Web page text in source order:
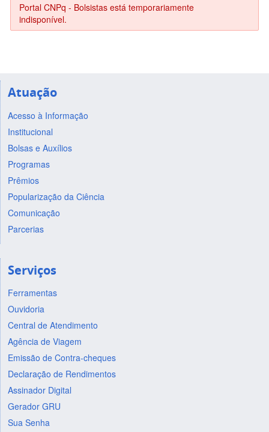
Portal CNPq - Bolsistas está temporariamente
indisponível.
Atuação
Acesso à Informação
Institucional
Bolsas e Auxílios
Programas
Prêmios
Popularização da Ciência
Comunicação
Parcerias
Serviços
Ferramentas
Ouvidoria
Central de Atendimento
Agência de Viagem
Emissão de Contra-cheques
Declaração de Rendimentos
Assinador Digital
Gerador GRU
Sua Senha